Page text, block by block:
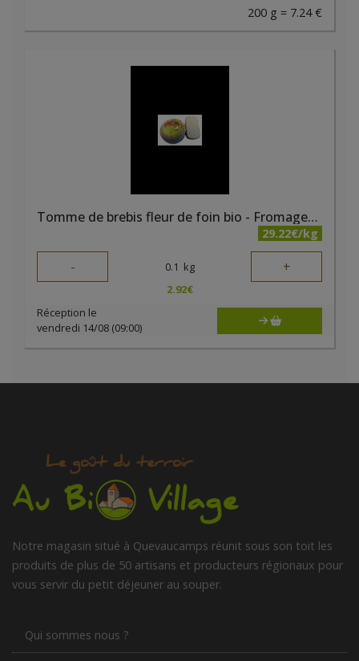
200 g = 7.24 €
Tomme de brebis fleur de foin bio - Fromagerie du Bairsoû
29.22€/kg
- 0.1 kg +
2.92€
Réception le
vendredi 14/08 (09:00)
Notre magasin situé à Quevaucamps réunit sous son toit les
produits de plus de 50 artisans et producteurs régionaux pour
vous servir du petit déjeuner au souper.
Qui sommes nous ?